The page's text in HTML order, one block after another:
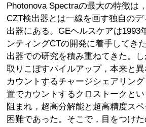
Photonova Spectraの最大の特徴は
CZT検出器とは一線を画す独自の
出器にある。GEヘルスケアは1993
ンティングCTの開発に着手してき
出器での研究を積み重ねてきた。
取りこぼすパイルアップ，本来と
カウントするチャージシェアリン
置でカウントするクロストークと
阻まれ，超高分解能と超高精度ス
困難であった。そこで，目をつけ